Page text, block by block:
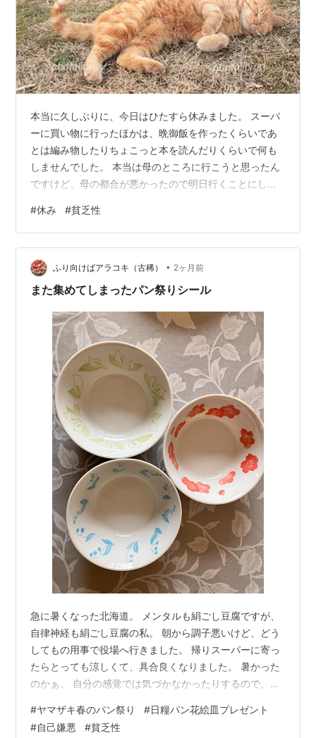
本当に久しぶりに、今日はひたすら休みました。 スーパ
ーに買い物に行ったほかは、晩御飯を作ったくらいであ
とは編み物したりちょこっと本を読んだりくらいで何も
しませんでした。 本当は母のところに行こうと思ったん
ですけど、母の都合が悪かったので明日行くことにしま
に来るので明日はちょっと用事が二つ……ということにな
ってしまいました。 結果、今日は「本当にこんな暇な日
でいいのだろうか？」というくらい時間があった。 こん
な暇な日こそトイレ掃除を頑張れよ！と自分に言いたい
気持ちもあるんだけど、ごめん暇すぎるとやる気をなく
#休み #貧乏性
ふり向けばアラコキ（古稀） • 2ヶ月前
また集めてしまったパン祭りシール
急に暑くなった北海道。 メンタルも絹ごし豆腐ですが、
自律神経も絹ごし豆腐の私。 朝から調子悪いけど、どう
してもの用事で役場へ行きました。 帰りスーパーに寄っ
たらとっても涼しくて、具合良くなりました。 暑かった
のかぁ。 自分の感覚では気づかなかったりするので、ワ
す。 画像お借りしました 画像お借りしました 春、恒例
のパン祭り。 パンの袋に付いているシールを集めるとお
#ヤマザキ春のパン祭り #日糧パン花絵皿プレゼント
#自己嫌悪 #貧乏性